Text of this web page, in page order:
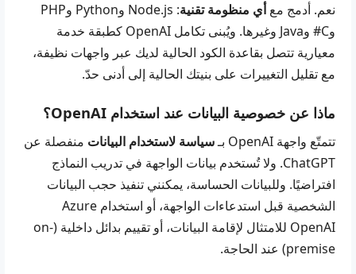
نعم. أدمج معأي منظومة تقنية
: Node.js وPython وPHP
وC# وJava وغيرها. ويُبنى تكامل OpenAI كطبقة خدمة
معيارية تتصل بقاعدة الكود الحالية لديك عبر واجهات نظيفة،
مع تقليل التغييرات على بنيتك الحالية إلى أدنى حدّ.
ماذا عن خصوصية البيانات عند استخدام OpenAI؟
تتمتّع واجهة OpenAI بـ سياسة لاستخدام البيانات منفصلة عن
ChatGPT. ولا تُستخدم بيانات الواجهة في تدريب النماذج
افتراضيًا. وللبيانات الحساسة، يمكنني تنفيذ حجب البيانات
الشخصية قبل استدعاءات الواجهة، أو استخدام Azure
OpenAI للامتثال لإقامة البيانات، أو تقييم بدائل داخلية (on-
premise) عند الحاجة.